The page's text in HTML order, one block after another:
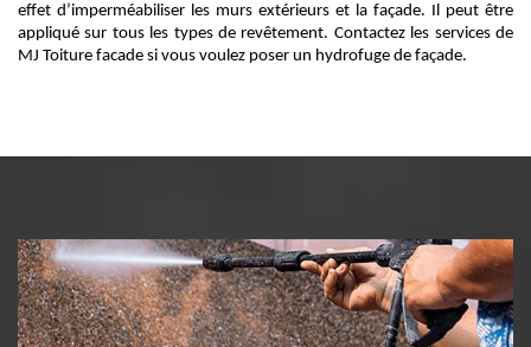
effet d’imperméabiliser les murs extérieurs et la façade. Il peut être
appliqué sur tous les types de revêtement. Contactez les services de
MJ Toiture facade si vous voulez poser un hydrofuge de façade.